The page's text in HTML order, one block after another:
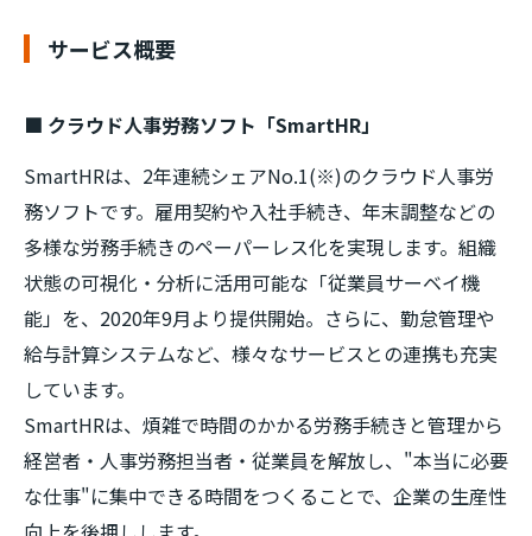
サービス概要
■ クラウド人事労務ソフト「SmartHR」
SmartHRは、2年連続シェアNo.1(※)のクラウド人事労
務ソフトです。雇用契約や入社手続き、年末調整などの
多様な労務手続きのペーパーレス化を実現します。組織
状態の可視化・分析に活用可能な「従業員サーベイ機
能」を、2020年9月より提供開始。さらに、勤怠管理や
給与計算システムなど、様々なサービスとの連携も充実
しています。
SmartHRは、煩雑で時間のかかる労務手続きと管理から
経営者・人事労務担当者・従業員を解放し、"本当に必要
な仕事"に集中できる時間をつくることで、企業の生産性